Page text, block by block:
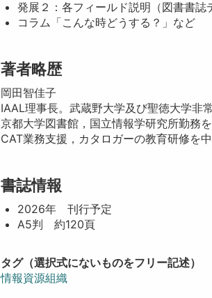
発展２：各フィールド説明（図書書誌
コラム「こんな時どうする？」など
著者略歴
岡田智佳子
IAAL理事長。武蔵野大学及び聖徳大学非常
京都大学図書館，国立情報学研究所勤務
CAT業務支援，カタロガーの教育研修を中
書誌情報
2026年 刊行予定
A5判 約120頁
タグ（選択式にないものをフリー記述）
情報資源組織